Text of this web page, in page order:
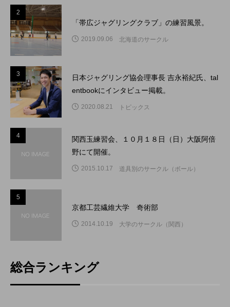
2
「帯広ジャグリングクラブ」の練習風景。
2019.09.06 北海道のサークル
3
日本ジャグリング協会理事長 吉永裕紀氏、tal
entbookにインタビュー掲載。
2020.08.21 トピックス
4
関西玉練習会、１０月１８日（日）大阪阿倍
野にて開催。
2015.10.17 道具別のサークル（ボール）
5
京都工芸繊維大学 奇術部
2014.10.19 大学のサークル（関西）
総合ランキング